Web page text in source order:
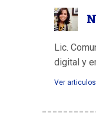
Lic.
digital y
Ver